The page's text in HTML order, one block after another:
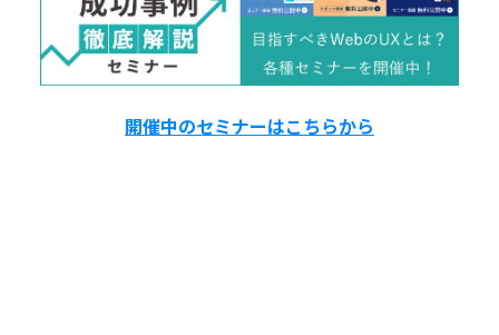
開催中のセミナーはこちらから